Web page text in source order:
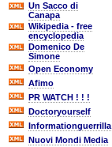
Un Sacco di
Canapa
Wikipedia - free
encyclopedia
Domenico De
Simone
Open Economy
Afimo
PR WATCH ! ! !
Doctoryourself
Informationguerrilla
Nuovi Mondi Media